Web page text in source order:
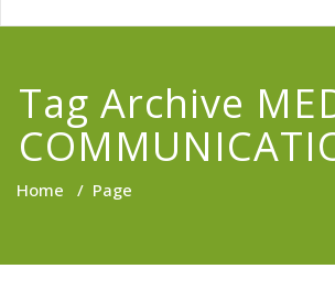
Tag Archive
Home / Page